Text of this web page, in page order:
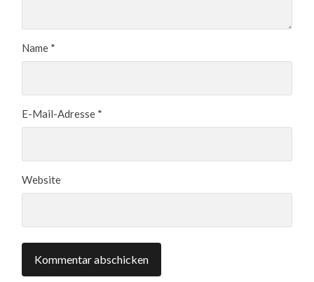
Name *
E-Mail-Adresse *
Website